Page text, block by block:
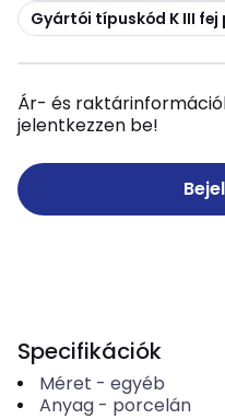
Másolás
Gyártói típuskód K III fej
Ár- és
jelentkezzen be!
Specifikációk
Méret - egyéb
Anyag- porcelán